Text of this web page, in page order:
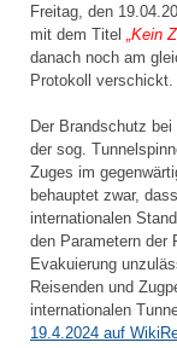
Freitag, den
mit dem Titel „Kein
danach noch am
Protokoll verschickt.
Der Brandschutz
der sog.
Zuges im
behauptet zwar,
internationalen
den Parametern der
Evakuierung
Reisenden und
internationalen
19.4.2024 auf